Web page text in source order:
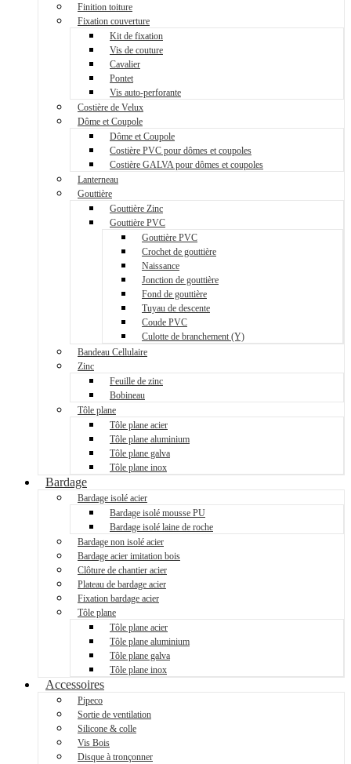
Finition toiture
Fixation couverture
Kit de fixation
Vis de couture
Cavalier
Pontet
Vis auto-perforante
Costière de Velux
Dôme et Coupole
Dôme et Coupole
Costière PVC pour dômes et coupoles
Costière GALVA pour dômes et coupoles
Lanterneau
Gouttière
Gouttière Zinc
Gouttière PVC
Gouttière PVC
Crochet de gouttière
Naissance
Jonction de gouttière
Fond de gouttière
Tuyau de descente
Coude PVC
Culotte de branchement (Y)
Bandeau Cellulaire
Zinc
Feuille de zinc
Bobineau
Tôle plane
Tôle plane acier
Tôle plane aluminium
Tôle plane galva
Tôle plane inox
Bardage
Bardage isolé acier
Bardage isolé mousse PU
Bardage isolé laine de roche
Bardage non isolé acier
Bardage acier imitation bois
Clôture de chantier acier
Plateau de bardage acier
Fixation bardage acier
Tôle plane
Tôle plane acier
Tôle plane aluminium
Tôle plane galva
Tôle plane inox
Accessoires
Pipeco
Sortie de ventilation
Silicone & colle
Vis Bois
Disque à tronçonner